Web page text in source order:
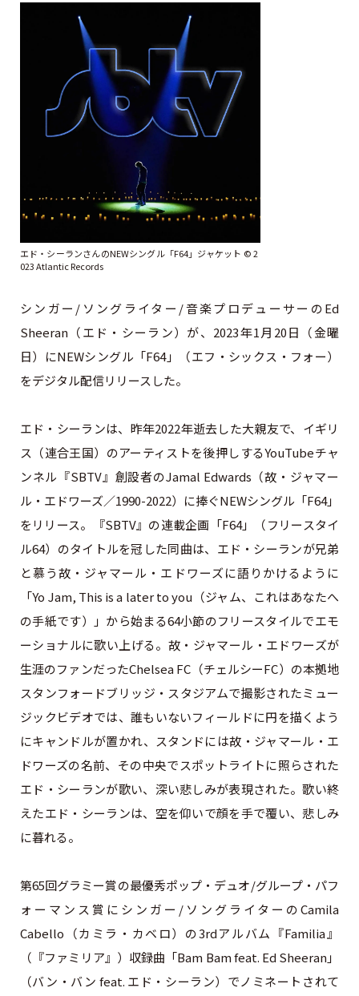
エド・シーランさんのNEWシングル「F64」ジャケット ©︎ 2
023 Atlantic Records
シンガー/ソングライター/音楽プロデューサーのEd
Sheeran（エド・シーラン）が、2023年1月20日（金曜
日）にNEWシングル「F64」（エフ・シックス・フォー）
をデジタル配信リリースした。
エド・シーランは、昨年2022年逝去した大親友で、イギリ
ス（連合王国）のアーティストを後押しするYouTubeチャ
ンネル『SBTV』創設者のJamal Edwards（故・ジャマー
ル・エドワーズ／1990-2022）に捧ぐNEWシングル「F64」
をリリース。『SBTV』の連載企画「F64」（フリースタイ
ル64）のタイトルを冠した同曲は、エド・シーランが兄弟
と慕う故・ジャマール・エドワーズに語りかけるように
「Yo Jam, This is a later to you（ジャム、これはあなたへ
の手紙です）」から始まる64小節のフリースタイルでエモ
ーショナルに歌い上げる。故・ジャマール・エドワーズが
生涯のファンだったChelsea FC（チェルシーFC）の本拠地
スタンフォードブリッジ・スタジアムで撮影されたミュー
ジックビデオでは、誰もいないフィールドに円を描くよう
にキャンドルが置かれ、スタンドには故・ジャマール・エ
ドワーズの名前、その中央でスポットライトに照らされた
エド・シーランが歌い、深い悲しみが表現された。歌い終
えたエド・シーランは、空を仰いで顔を手で覆い、悲しみ
に暮れる。
第65回グラミー賞の最優秀ポップ・デュオ/グループ・パフ
ォーマンス賞にシンガー/ソングライターのCamila
Cabello（カミラ・カベロ）の3rdアルバム『Familia』
（『ファミリア』）収録曲「Bam Bam feat. Ed Sheeran」
（バン・バン feat. エド・シーラン）でノミネートされて